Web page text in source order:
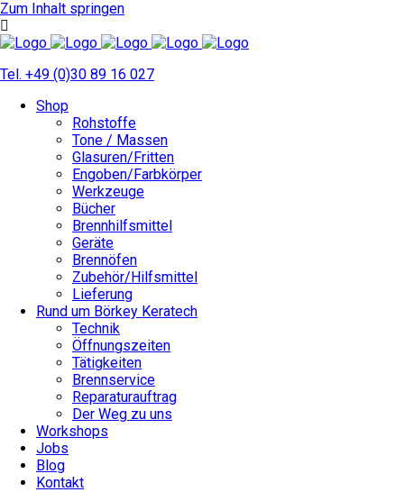
Zum Inhalt springen
Tel. +49 (0)30 89 16 027
Shop
Rohstoffe
Tone / Massen
Glasuren/Fritten
Engoben/Farbkörper
Werkzeuge
Bücher
Brennhilfsmittel
Geräte
Brennöfen
Zubehör/Hilfsmittel
Lieferung
Rund um Börkey Keratech
Technik
Öffnungszeiten
Tätigkeiten
Brennservice
Reparaturauftrag
Der Weg zu uns
Workshops
Jobs
Blog
Kontakt